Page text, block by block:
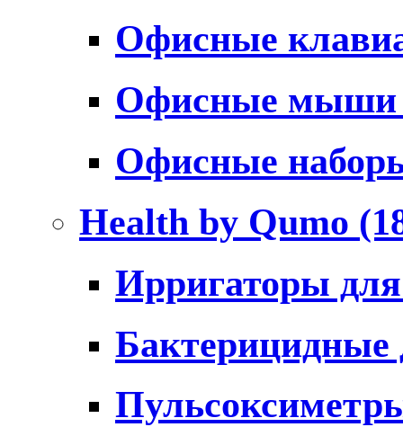
Офисные
Офисные
Офисные
Health by Qumo
Ирригаторы